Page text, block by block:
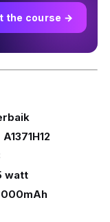
the course →
watt